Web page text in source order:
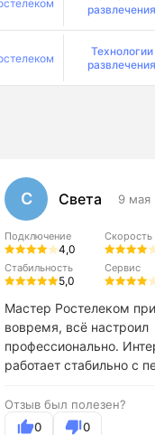
С Света 9 мая
Подключение
4,0
Скорость
Стабильность
5,0
Сервис
Мастер Ростелеком
вовремя, всё настроил
профессионально.
работает стабильно с
Отзыв был полезен?
0
0
развлечения
Технологии
развлечения